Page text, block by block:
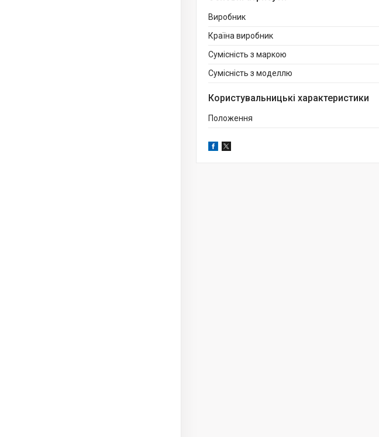
Виробник
Країна виробник
Сумісність з маркою
Сумісність з моделлю
Користувальницькі характеристики
Положення